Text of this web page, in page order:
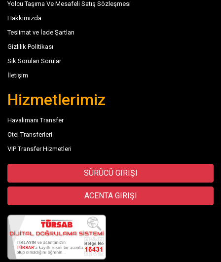
Yolcu Taşıma Ve Mesafeli Satış Sözleşmesi
Hakkımızda
Teslimat ve İade Şartları
Gizlilik Politikası
Sık Sorulan Sorular
İletişim
Hizmetlerimiz
Havalimanı Transfer
Otel Transferleri
VIP Transfer Hizmetleri
SÜRÜCÜ GIRIŞI
ACENTA GIRIŞI